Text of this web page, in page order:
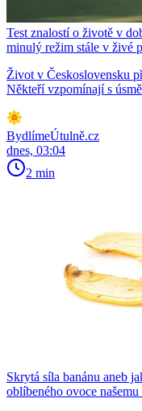
Test znalostí o životě v
minulý režim stále v živé
Život v Československu
Někteří vzpomínají s
BydlímeÚtulně.cz
dnes, 03:04
2 min
Skrytá síla banánu aneb
oblíbeného ovoce našemu